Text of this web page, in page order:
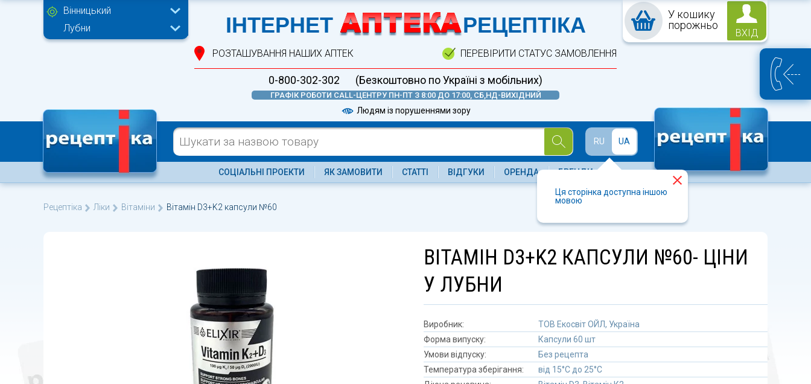
Вінницький
Лубни
У кошику
порожньо
ВХІД
ІНТЕРНЕТ АПТЕКА
РЕЦЕПТІКА
РОЗТАШУВАННЯ НАШИХ АПТЕК ПЕРЕВІРИТИ СТАТУС ЗАМОВЛЕННЯ
0-800-302-302 (Безкоштовно по Україні з мобільних)
ГРАФІК РОБОТИ CALL-ЦЕНТРУ ПН-ПТ З 8:00 ДО 17:00, СБ,НД-ВИХІДНИЙ
Людям із порушеннями зору
RU UA
Ця сторінка доступна іншою
мовою
СОЦІАЛЬНІ ПРОЕКТИ ЯК ЗАМОВИТИ СТАТТІ ВІДГУКИ ОРЕНДА БРЕНДИ
Рецептіка Ліки Вітаміни Вітамін D3+K2 капсули №60
ВІТАМІН D3+K2 КАПСУЛИ №60- ЦІНИ
У ЛУБНИ
Виробник:
ТОВ Екосвіт ОЙЛ, Україна
Форма випуску:
Капсули 60 шт
Умови відпуску:
Без рецепта
Температура зберігання:
від 15°C до 25°C